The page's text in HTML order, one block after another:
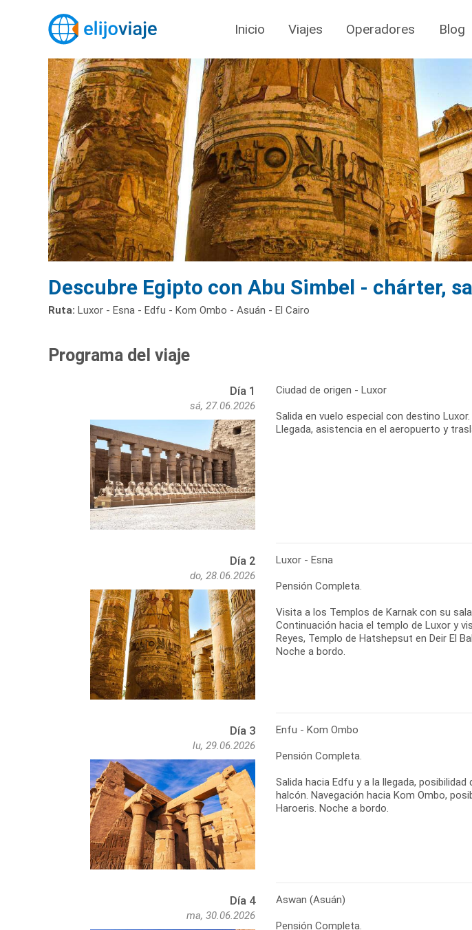
Inicio Viajes Operadores Blog
Descubre Egipto con Abu Simbel - chárter,
Ruta: Luxor - Esna - Edfu - Kom Ombo - Asuán - El Cairo
Programa del viaje
Día 1
sá, 27.06.2026
Ciudad de origen - Luxor
Salida en vuelo especial con destino Luxor.
Llegada, asistencia en el aeropuerto y
Día 2
do, 28.06.2026
Luxor - Esna
Pensión Completa.
Visita a los Templos de Karnak con su
Continuación hacia el templo de Luxor y
Reyes, Templo de Hatshepsut en Deir El
Noche a bordo.
Día 3
lu, 29.06.2026
Enfu - Kom Ombo
Pensión Completa.
Salida hacia Edfu y a la llegada,
halcón. Navegación hacia Kom Ombo,
Haroeris. Noche a bordo.
Día 4
ma, 30.06.2026
Aswan (Asuán)
Pensión Completa.